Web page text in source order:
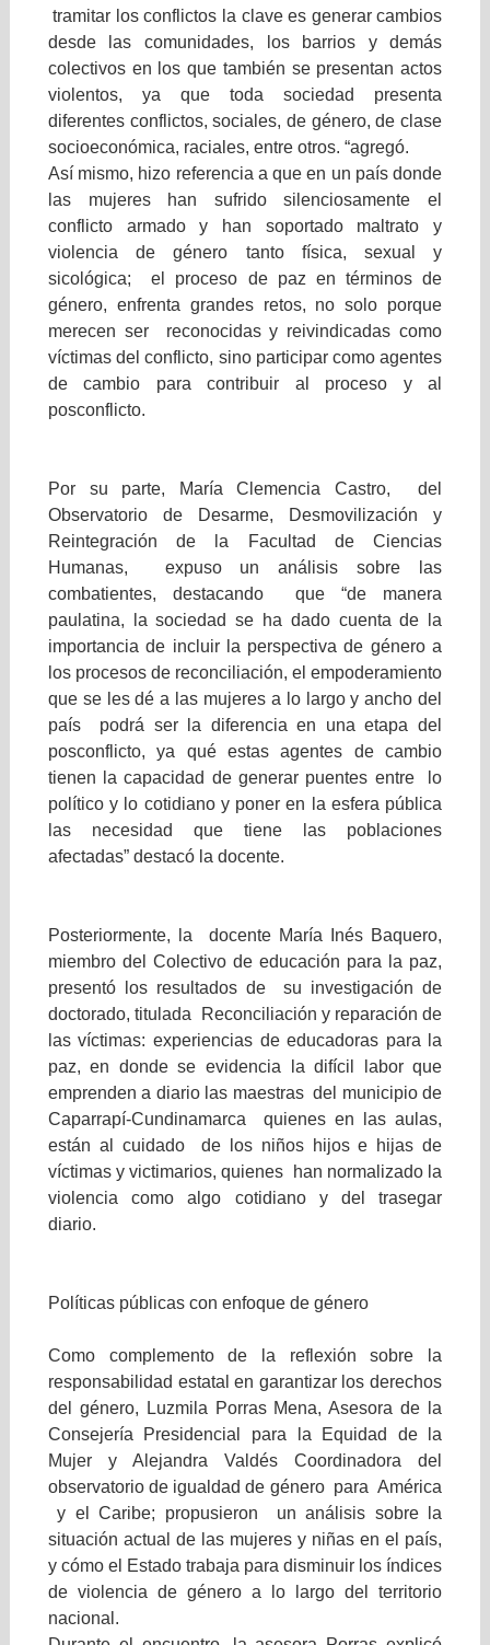
tramitar los conflictos la clave es generar cambios
desde las comunidades, los barrios y demás
colectivos en los que también se presentan actos
violentos, ya que toda sociedad presenta
diferentes conflictos, sociales, de género, de clase
socioeconómica, raciales, entre otros. “agregó.
Así mismo, hizo referencia a que en un país donde
las mujeres han sufrido silenciosamente el
conflicto armado y han soportado maltrato y
violencia de género tanto física, sexual y
sicológica; el proceso de paz en términos de
género, enfrenta grandes retos, no solo porque
merecen ser reconocidas y reivindicadas como
víctimas del conflicto, sino participar como agentes
de cambio para contribuir al proceso y al
posconflicto.
Por su parte, María Clemencia Castro, del
Observatorio de Desarme, Desmovilización y
Reintegración de la Facultad de Ciencias
Humanas, expuso un análisis sobre las
combatientes, destacando que “de manera
paulatina, la sociedad se ha dado cuenta de la
importancia de incluir la perspectiva de género a
los procesos de reconciliación, el empoderamiento
que se les dé a las mujeres a lo largo y ancho del
país podrá ser la diferencia en una etapa del
posconflicto, ya qué estas agentes de cambio
tienen la capacidad de generar puentes entre lo
político y lo cotidiano y poner en la esfera pública
las necesidad que tiene las poblaciones
afectadas” destacó la docente.
Posteriormente, la docente María Inés Baquero,
miembro del Colectivo de educación para la paz,
presentó los resultados de su investigación de
doctorado, titulada Reconciliación y reparación de
las víctimas: experiencias de educadoras para la
paz, en donde se evidencia la difícil labor que
emprenden a diario las maestras del municipio de
Caparrapí-Cundinamarca quienes en las aulas,
están al cuidado de los niños hijos e hijas de
víctimas y victimarios, quienes han normalizado la
violencia como algo cotidiano y del trasegar
diario.
Políticas públicas con enfoque de género
Como complemento de la reflexión sobre la
responsabilidad estatal en garantizar los derechos
del género, Luzmila Porras Mena, Asesora de la
Consejería Presidencial para la Equidad de la
Mujer y Alejandra Valdés Coordinadora del
observatorio de igualdad de género para América
y el Caribe; propusieron un análisis sobre la
situación actual de las mujeres y niñas en el país,
y cómo el Estado trabaja para disminuir los índices
de violencia de género a lo largo del territorio
nacional.